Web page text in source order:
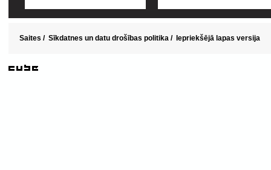
Saites / Sīkdatnes un datu drošības politika / Iepriekšējā lapas versija